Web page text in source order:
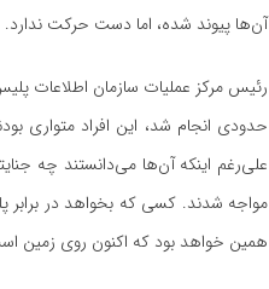
آن‌ها پیوند شده، اما دست حرکت ندارد.
رئیس مرکز عملیات سازمان اطلاعات
حدودی انجام شد، این افراد متواری
علی‌رغم اینکه آن‌ها می‌دانستند چه
مواجه شدند. کسی که بخواهد در
همین خواهد بود که اکنون روی زمین